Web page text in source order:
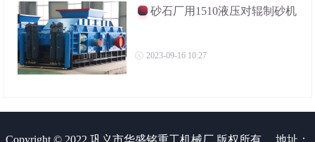
砂石厂用1510液压对辊制砂机
2023-09-16 10:27
Copyright © 2022 巩义市华盛铭重工机械厂 版权所有 地址：